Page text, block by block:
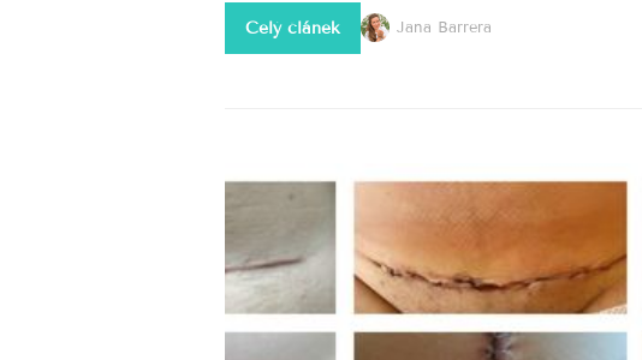
Celý článek Jana Barrera